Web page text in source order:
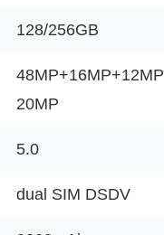
128/256GB
48MP+16MP+12MP
20MP
5.0
dual SIM DSDV